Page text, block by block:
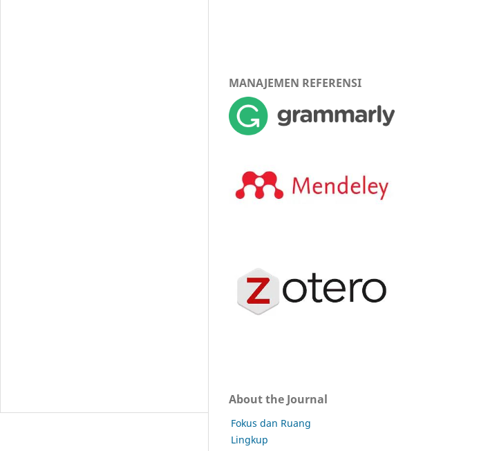
MANAJEMEN REFERENSI
About the Journal
Fokus dan Ruang
Lingkup